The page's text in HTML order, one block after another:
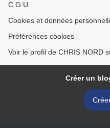
C.G.U.
Cookies et données
Préférences cookies
Voir le profil de CHRIS NORD
Créer un